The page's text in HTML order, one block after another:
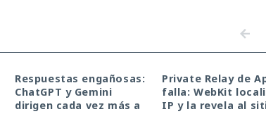
Respuestas engañosas:
ChatGPT y Gemini
dirigen cada vez más a
Private Relay de
falla: WebKit
IP y la revela al